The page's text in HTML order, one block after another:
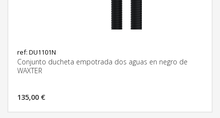
ref: DU1101N
Conjunto ducheta empotrada dos aguas en negro de
WAXTER
135,00 €